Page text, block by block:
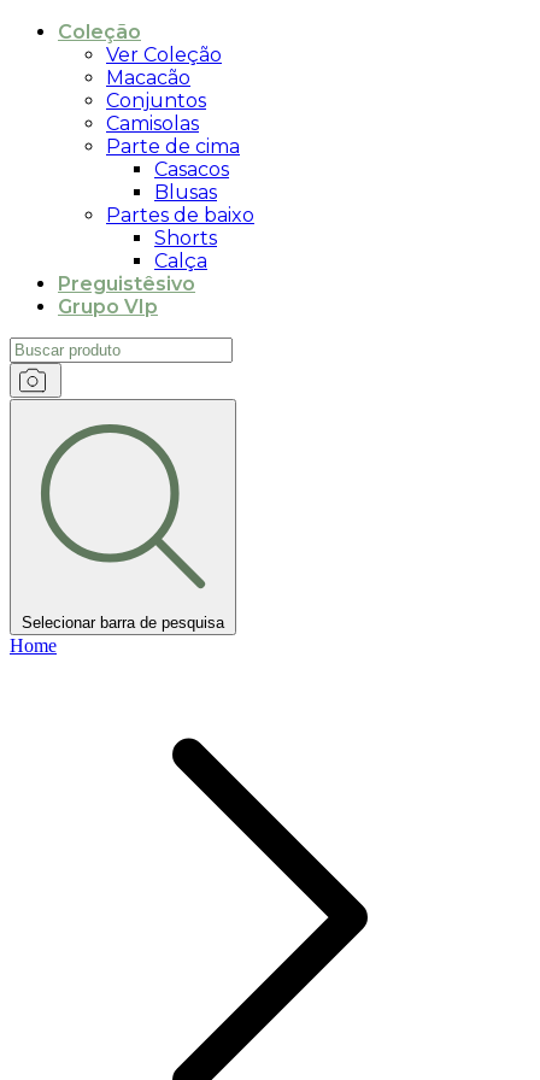
Coleção
Ver Coleção
Macacão
Conjuntos
Camisolas
Parte de cima
Casacos
Blusas
Partes de baixo
Shorts
Calça
Preguistêsivo
Grupo VIp
Selecionar barra de pesquisa
Home